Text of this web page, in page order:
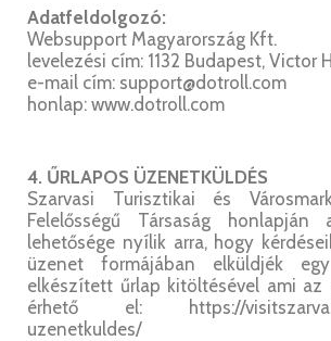
Adatfeldolgozó:
Websupport Magyarország Kft.
levelezési cím: 1132 Budapest, Victor
e-mail cím: support@dotroll.com
honlap: www.dotroll.com
4. ŰRLAPOS ÜZENETKÜLDÉS
Szarvasi Turisztikai és
Felelősségű Társaság honlapján
lehetősége nyílik arra, hogy
üzenet formájában elküldjék
elkészített űrlap kitöltésével ami az
érhető el: https://
uzenetkuldes/